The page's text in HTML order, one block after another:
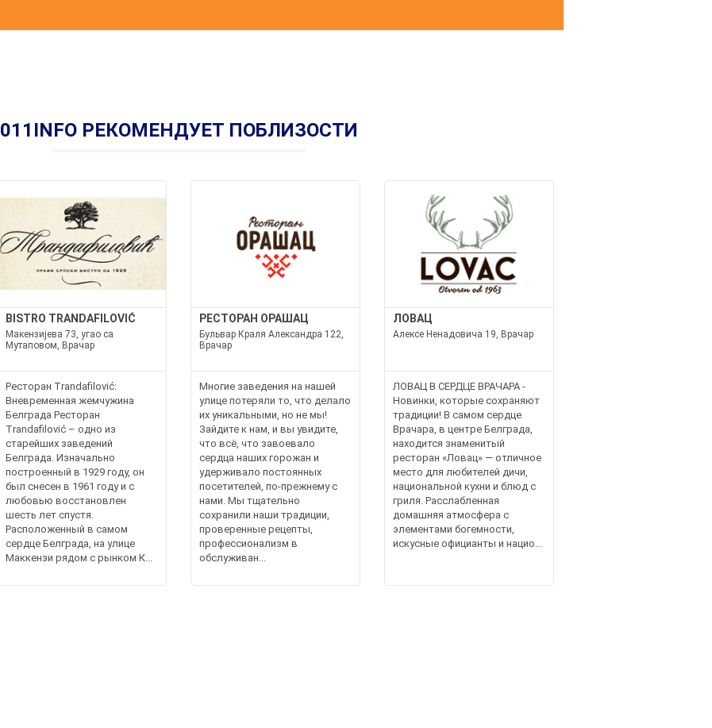
011INFO РЕКОМЕНДУЕТ ПОБЛИЗОСТИ
BISTRO TRANDAFILOVIĆ
Макензијева 73, угао са
Мутаповом, Врачар
Ресторан Trandafilović:
Вневременная жемчужина
Белграда Ресторан
Trandafilović – одно из
старейших заведений
Белграда. Изначально
построенный в 1929 году, он
был снесен в 1961 году и с
любовью восстановлен
шесть лет спустя.
Расположенный в самом
сердце Белграда, на улице
Маккензи рядом с рынком К...
РЕСТОРАН ОРАШАЦ
Бульвар Краля Александра 122,
Врачар
Многие заведения на нашей
улице потеряли то, что делало
их уникальными, но не мы!
Зайдите к нам, и вы увидите,
что всё, что завоевало
сердца наших горожан и
удерживало постоянных
посетителей, по-прежнему с
нами. Мы тщательно
сохранили наши традиции,
проверенные рецепты,
профессионализм в
обслуживан...
ЛОВАЦ
Алексе Ненадовича 19, Врачар
ЛОВАЦ В СЕРДЦЕ ВРАЧАРА -
Новинки, которые сохраняют
традиции! В самом сердце
Врачара, в центре Белграда,
находится знаменитый
ресторан «Ловац» — отличное
место для любителей дичи,
национальной кухни и блюд с
гриля. Расслабленная
домашняя атмосфера с
элементами богемности,
искусные официанты и нацио...